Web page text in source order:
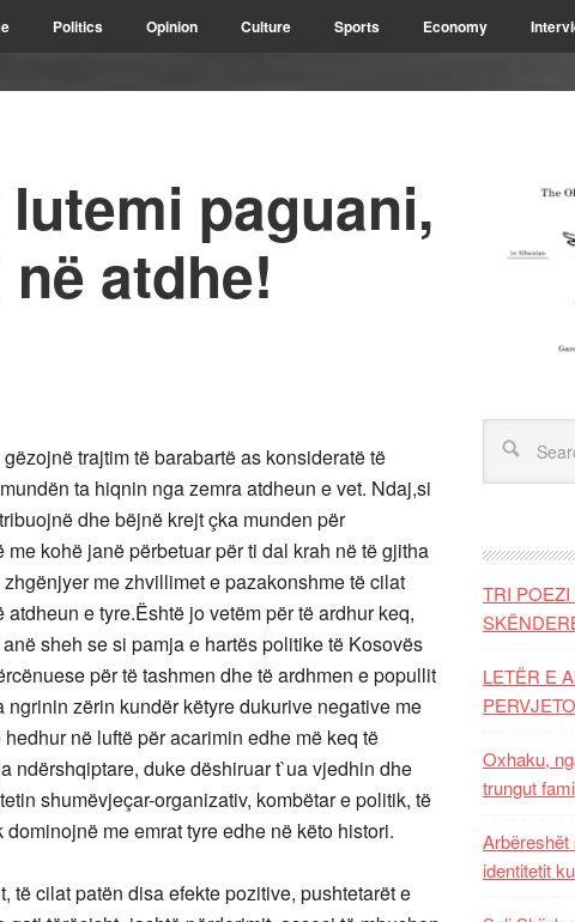
Politics Opinion Culture Sports Economy
paguani,
atdhe!
trajtim të barabartë as konsideratë të
ta hiqnin nga zemra atdheun e vet. Ndaj,si
dhe bëjnë krejt çka munden për
kohë janë përbetuar për ti dal krah në të gjitha
me zhvillimet e pazakonshme të cilat
e tyre.Është jo vetëm për të ardhur keq,
sheh se si pamja e hartës politike të Kosovës
për të tashmen dhe të ardhmen e popullit
zërin kundër këtyre dukurive negative me
në luftë për acarimin edhe më keq të
ndërshqiptare, duke dëshiruar t`ua vjedhin dhe
shumëvjeçar-organizativ, kombëtar e politik, të
me emrat tyre edhe në këto histori.
të cilat patën disa efekte pozitive, pushtetarët e
TRI
LETËR E
Oxhaku,
trungut
Arbëreshët
identitetit